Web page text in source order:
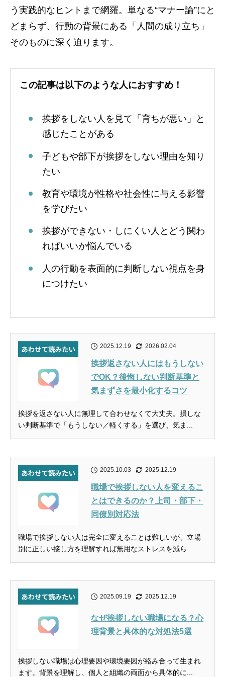
う実践的なヒントまで網羅。単なる“マナー論”にと
どまらず、行動の背景にある「人間の成り立ち」
そのものに深く迫ります。
この記事は以下のような人におすすめ！
挨拶をしない人を見て「育ちが悪い」と
感じたことがある
子どもや部下が挨拶をしない理由を知り
たい
教育や環境が性格や社会性に与える影響
を学びたい
挨拶ができない・しにくい人とどう関わ
ればいいか悩んでいる
人の行動を表面的に判断しない視点を身
につけたい
2025.12.19 2026.02.04
挨拶返さない人にはもうしない
でOK？後悔しない判断基準と
気まずさを最小化するコツ
挨拶を返さない人に無理して合わせなくて大丈夫。損しな
い判断基準で「もうしない／軽くする」を選び、気ま...
2025.10.03 2025.12.19
職場で挨拶しない人を変えるこ
とはできるのか？上司・部下・
同僚別対応法
職場で挨拶しない人は完全に変えることは難しいが、立場
別に正しい接し方を理解すれば無用なストレスを減ら...
2025.09.19 2025.12.19
なぜ挨拶しない職場になる？心
理背景と具体的な対処法5選
挨拶しない職場は心理要因や環境要因が絡み合って生まれ
ます。背景を理解し、個人と組織の両面から具体的に...